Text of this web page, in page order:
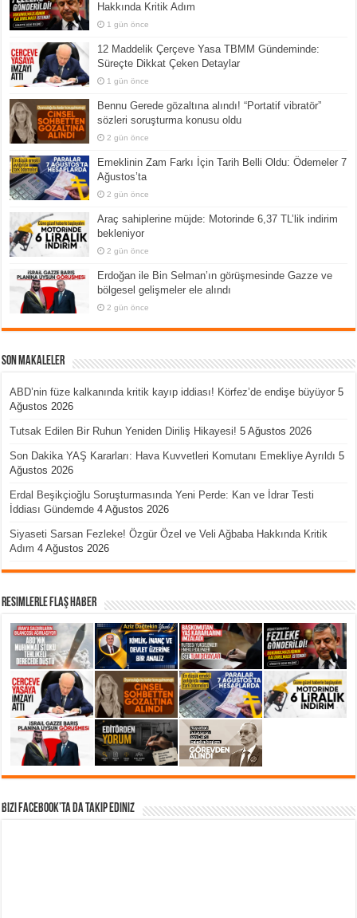
Hakkında Kritik Adım
1 gün önce
12 Maddelik Çerçeve Yasa TBMM Gündeminde:
Süreçte Dikkat Çeken Detaylar
1 gün önce
Bennu Gerede gözaltına alındı! “Portatif vibratör”
sözleri soruşturma konusu oldu
2 gün önce
Emeklinin Zam Farkı İçin Tarih Belli Oldu: Ödemeler 7
Ağustos’ta
2 gün önce
Araç sahiplerine müjde: Motorinde 6,37 TL’lik indirim
bekleniyor
2 gün önce
Erdoğan ile Bin Selman’ın görüşmesinde Gazze ve
bölgesel gelişmeler ele alındı
2 gün önce
Son Makaleler
ABD’nin füze kalkanında kritik kayıp iddiası! Körfez’de endişe büyüyor 5
Ağustos 2026
Tutsak Edilen Bir Ruhun Yeniden Diriliş Hikayesi! 5 Ağustos 2026
Son Dakika YAŞ Kararları: Hava Kuvvetleri Komutanı Emekliye Ayrıldı 5
Ağustos 2026
Erdal Beşikçioğlu Soruşturmasında Yeni Perde: Kan ve İdrar Testi
İddiası Gündemde 4 Ağustos 2026
Siyaseti Sarsan Fezleke! Özgür Özel ve Veli Ağbaba Hakkında Kritik
Adım 4 Ağustos 2026
Resimlerle Flaş Haber
Bizi Facebook’ta da takip Ediniz